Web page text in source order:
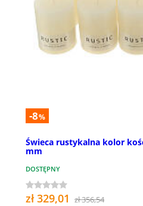
-8%
Świeca rustykalna kolor
mm
DOSTĘPNY
zł 329,01 zł 356,54